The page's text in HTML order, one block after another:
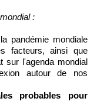
:
pandémie mondiale
facteurs, ainsi que
sur l'agenda mondial
autour de nos
probables pour